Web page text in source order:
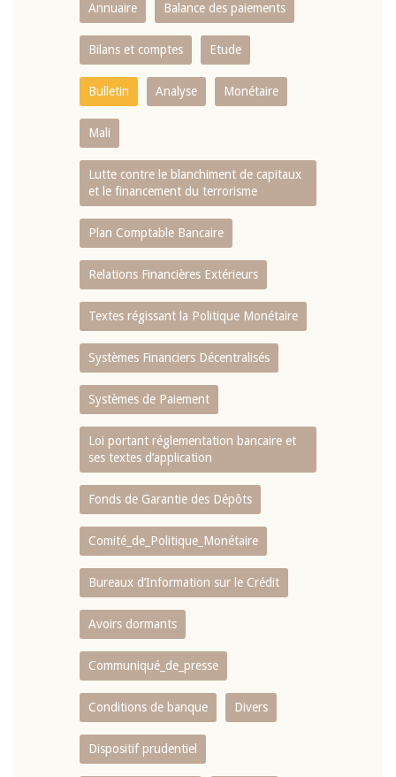
Annuaire Balance des paiements
Bilans et comptes Etude
Bulletin Analyse Monétaire
Mali
Lutte contre le blanchiment de capitaux
et le financement du terrorisme
Plan Comptable Bancaire
Relations Financières Extérieurs
Textes régissant la Politique Monétaire
Systèmes Financiers Décentralisés
Systèmes de Paiement
Loi portant réglementation bancaire et
ses textes d’application
Fonds de Garantie des Dépôts
Comité_de_Politique_Monétaire
Bureaux d’Information sur le Crédit
Avoirs dormants
Communiqué_de_presse
Conditions de banque Divers
Dispositif prudentiel